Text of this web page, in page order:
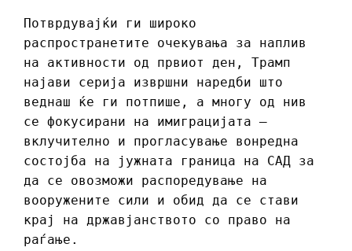
Потврдувајќи ги широко
распространетите очекувања за наплив
на активности од првиот ден, Трамп
најави серија извршни наредби што
веднаш ќе ги потпише, а многу од нив
се фокусирани на имиграцијата –
вклучително и прогласување вонредна
состојба на јужната граница на САД за
да се овозможи распоредување на
вооружените сили и обид да се стави
крај на државјанството со право на
раѓање.